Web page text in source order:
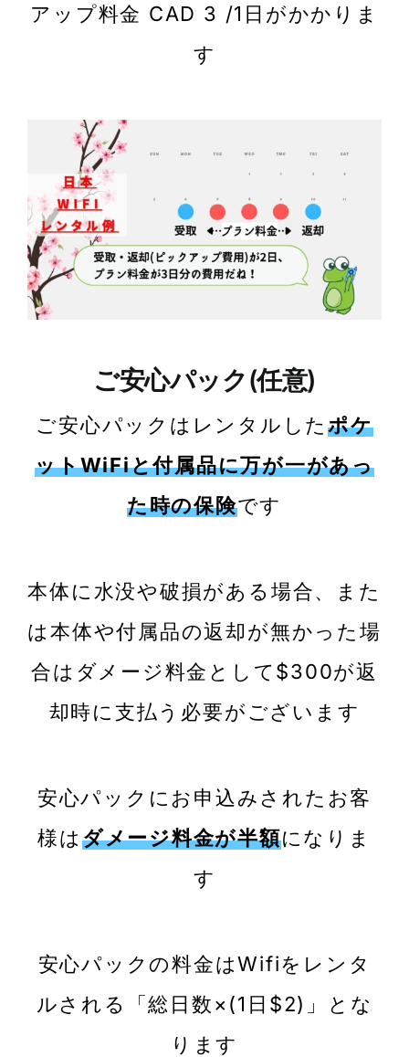
アップ料金 CAD 3 /1日がかかりま
す
ご安心パック(任意)
ご安心パックはレンタルしたポケ
ットWiFiと付属品に万が一があっ
た時の保険です
本体に水没や破損がある場合、また
は本体や付属品の返却が無かった場
合はダメージ料金として$300が返
却時に支払う必要がございます
安心パックにお申込みされたお客
様はダメージ料金が半額になりま
す
安心パックの料金はWifiをレンタ
ルされる「総日数×(1日$2)」とな
ります